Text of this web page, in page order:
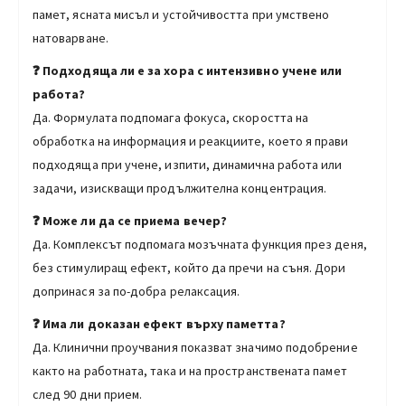
памет, ясната мисъл и устойчивостта при умствено
натоварване.
❓ Подходяща ли е за хора с интензивно учене или
работа?
Да. Формулата подпомага фокуса, скоростта на
обработка на информация и реакциите, което я прави
подходяща при учене, изпити, динамична работа или
задачи, изискващи продължителна концентрация.
❓ Може ли да се приема вечер?
Да. Комплексът подпомага мозъчната функция през деня,
без стимулиращ ефект, който да пречи на съня. Дори
допринася за по-добра релаксация.
❓ Има ли доказан ефект върху паметта?
Да. Клинични проучвания показват значимо подобрение
както на работната, така и на пространствената памет
след 90 дни прием.